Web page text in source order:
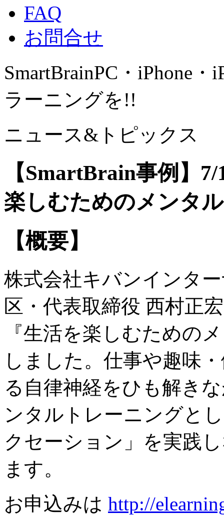
FAQ
お問合せ
SmartBrainPC・iPhone・
ラーニングを!!
ニュース&トピックス
【SmartBrain事例】
楽しむためのメンタ
【概要】
株式会社キバンインタ
区・代表取締役 西村正
『生活を楽しむための
しました。仕事や趣味
る自律神経をひも解き
ンタルトレーニングと
クセーション」を実践
ます。
お申込みは http://